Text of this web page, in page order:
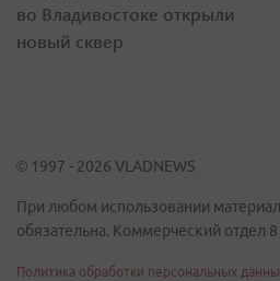
во Владивостоке открыли
новый сквер
© 1997 - 2026 VLADNEWS
При любом использовании
обязательна. Коммерческий отдел
Политика обработки персональных